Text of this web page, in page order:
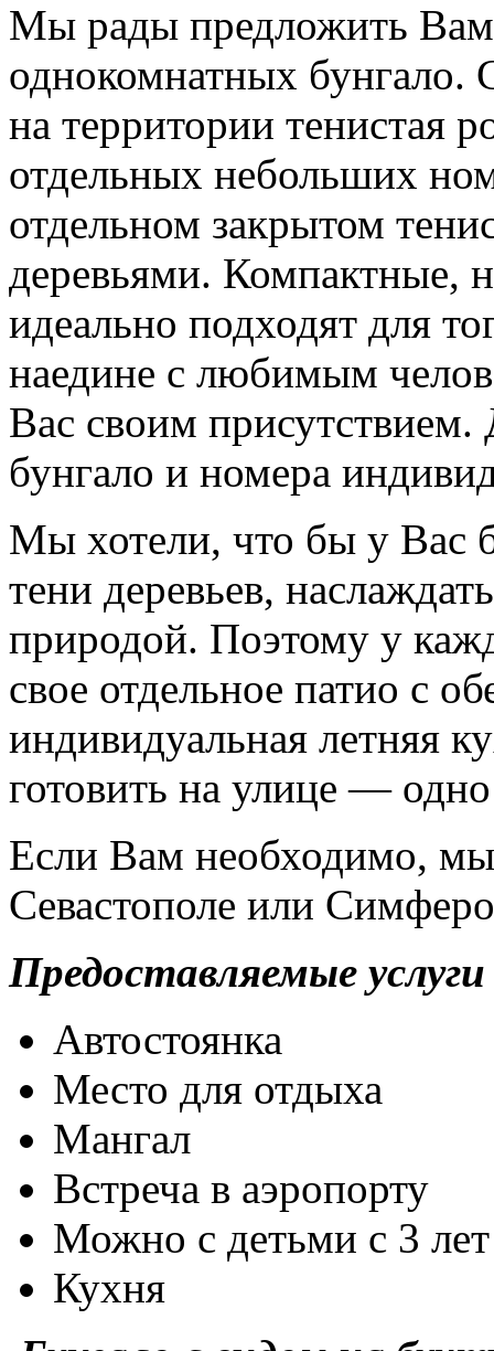
Мы рады предложить Вам
однокомнатных бунгало.
на территории тенистая
отдельных небольших
отдельном закрытом
деревьями. Компактные,
идеально подходят для
наедине с любимым
Вас своим
бунгало и номера
Мы хотели, что бы у Вас
тени деревьев,
природой. Поэтому у
свое отдельное патио с
индивидуальная летняя
готовить на улице —
Если Вам необходимо, мы
Севастополе или
Предоставляемые услуги
Автостоянка
Место для отдыха
Мангал
Встреча в аэропорту
Можно с детьми с 3 лет
Кухня